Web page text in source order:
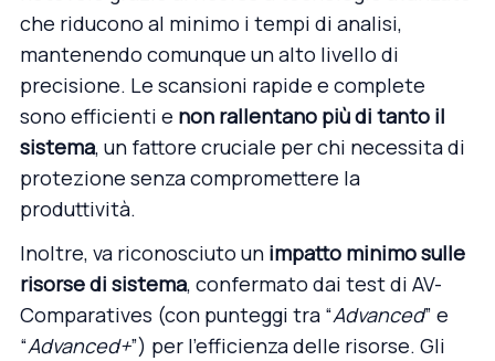
che riducono al minimo i tempi di analisi,
mantenendo comunque un alto livello di
precisione. Le scansioni rapide e complete
sono efficienti e non rallentano più di tanto il
sistema, un fattore cruciale per chi necessita di
protezione senza compromettere la
produttività.
Inoltre, va riconosciuto un impatto minimo sulle
risorse di sistema, confermato dai test di AV-
Comparatives (con punteggi tra “Advanced” e
“Advanced+”) per l’efficienza delle risorse. Gli